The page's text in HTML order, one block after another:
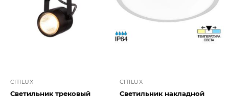
CITILUX
Светильник трековый
CITILUX
Светильник накладной